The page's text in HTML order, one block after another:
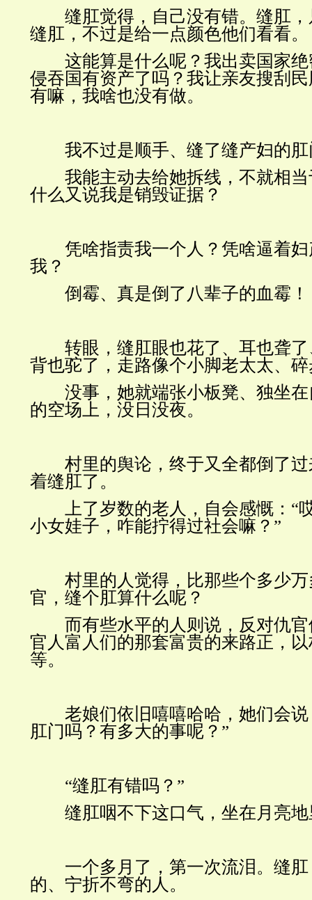
缝肛觉得，自己没有错。缝肛，
缝肛，不过是给一点颜色他们看看。
这能算是什么呢？我出卖国家绝
侵吞国有资产了吗？我让亲友搜刮
有嘛，我啥也没有做。
我不过是顺手、缝了缝产妇的肛
我能主动去给她拆线，不就相当
什么又说我是销毁证据？
凭啥指责我一个人？凭啥逼着妇
我？
倒霉、真是倒了八辈子的血霉！
转眼，缝肛眼也花了、耳也聋了
背也驼了，走路像个小脚老太太、
没事，她就端张小板凳、独坐在
的空场上，没日没夜。
村里的舆论，终于又全都倒了过
着缝肛了。
上了岁数的老人，自会感慨：“
小女娃子，咋能拧得过社会嘛？”
村里的人觉得，比那些个多少万
官，缝个肛算什么呢？
而有些水平的人则说，反对仇官
官人富人们的那套富贵的来路正，
等。
老娘们依旧嘻嘻哈哈，她们会说
肛门吗？有多大的事呢？”
“缝肛有错吗？”
缝肛咽不下这口气，坐在月亮地
一个多月了，第一次流泪。缝肛
的、宁折不弯的人。